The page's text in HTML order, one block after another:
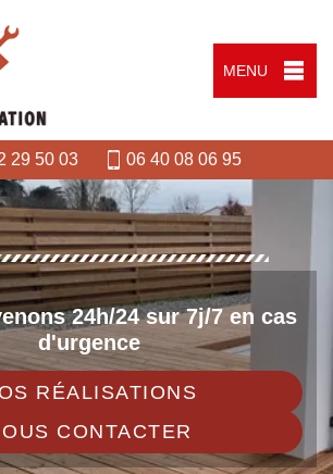
MENU
29 50 03 06 40 08 06 95
24h/24 sur 7j/7 en cas
d'urgence
RÉALISATIONS
CONTACTER